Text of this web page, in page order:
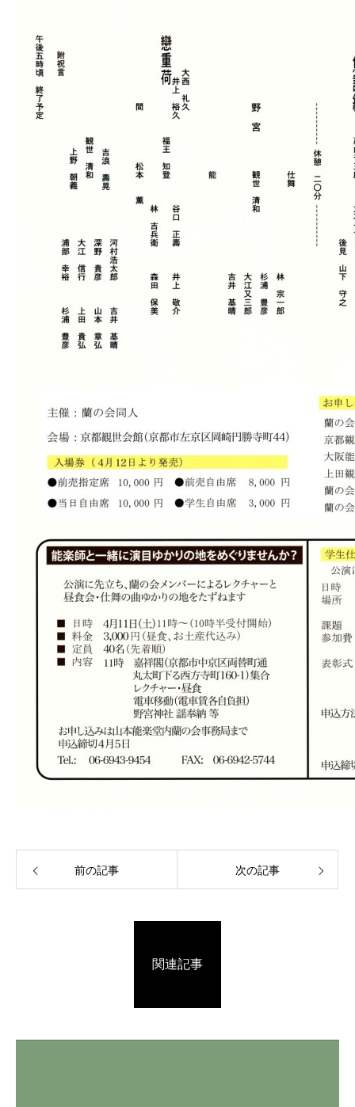
前の記事 次の記事
関連記事